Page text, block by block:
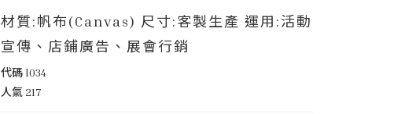
材質:帆布(Canvas) 尺寸:客製生產 運用:活動
宣傳、店鋪廣告、展會行銷
代碼 l034
人氣 217